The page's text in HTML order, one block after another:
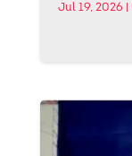
Jul 19, 2026